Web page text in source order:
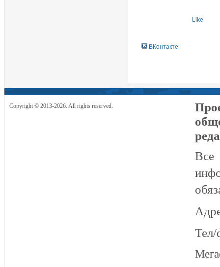
Like
ВКонтакте
Copyright © 2013-2026. All rights reserved.